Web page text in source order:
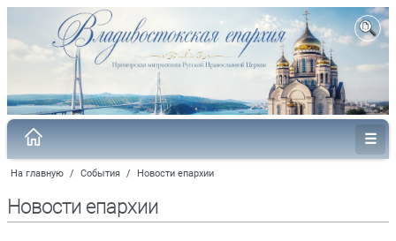
На главную / События / Новости епархии
Новости епархии